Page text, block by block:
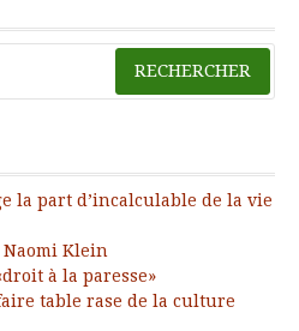
la part d’incalculable de la vie
Naomi Klein
à la paresse»
table rase de la culture